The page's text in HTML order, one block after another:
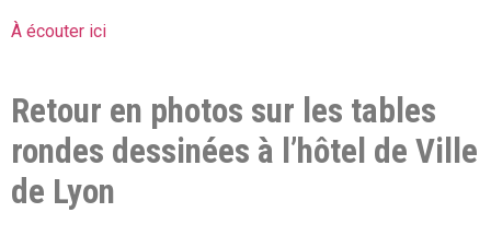
À écouter ici
Retour en photos sur les tables
rondes dessinées à l’hôtel de Ville
de Lyon